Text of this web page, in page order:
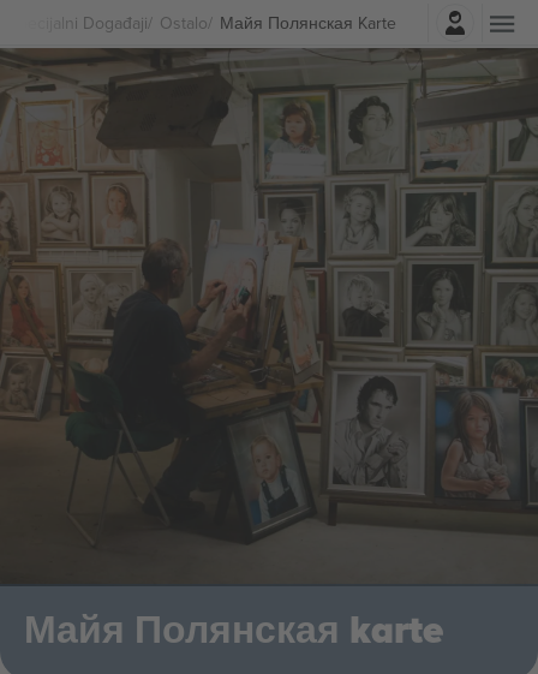
Specijalni Događaji Ostalo Майя Полянская Karte
Najavite se
Майя Полянская karte